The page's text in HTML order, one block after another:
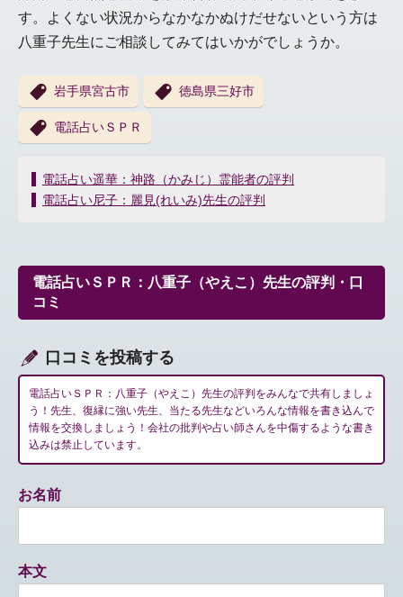
す。よくない状況からなかなかぬけだせないという方は
八重子先生にご相談してみてはいかがでしょうか。
岩手県宮古市 徳島県三好市
電話占いＳＰＲ
投
稿
ー
シ
電話占い遥華：神路（かみじ）霊能者の評判
電話占い尼子：麗見(れいみ)先生の評判
電話占いＳＰＲ：八重子（やえこ）先生の評判・口
コミ
口コミを投稿する
電話占いＳＰＲ：八重子（やえこ）先生の評判をみんなで共有しましょ
う！先生、復縁に強い先生、当たる先生などいろんな情報を書き込んで
情報を交換しましょう！会社の批判や占い師さんを中傷するような書き
込みは禁止しています。
お名前
本文